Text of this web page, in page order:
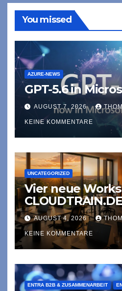
You missed
AZURE-NEWS
GPT-5.6 in
AUGUST 7, 2026
KEINE KOMMENTARE
UNCATEGORIZED
Vier neue
CLOUDTRAIN.DE
AUGUST 4, 2026
KEINE KOMMENTARE
ENTRA B2B & ZUSAMMENARBEIT